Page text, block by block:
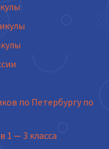
по Петербургу по
1 — 3 класса